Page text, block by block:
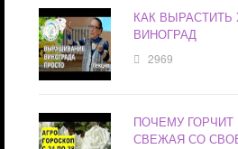
КАК
ВИНОГРАД
2969
ПОЧЕМУ
СВЕЖАЯ СО